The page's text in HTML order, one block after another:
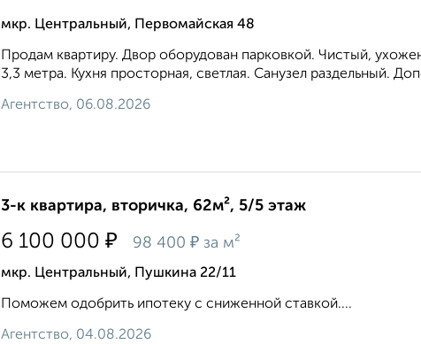
мкр. Центральный, Первомайская 48
Продам квартиру. Двор оборудован парковкой. Чистый,
3,3 метра. Кухня просторная, светлая. Санузел раздельный.
Агентство, 06.08.2026
3-к квартира, вторичка, 62м², 5/5 этаж
6 100 000 ₽ 98 400 ₽ за м²
мкр. Центральный, Пушкина 22/11
Поможем одобрить ипотеку с сниженной ставкой....
Агентство, 04.08.2026